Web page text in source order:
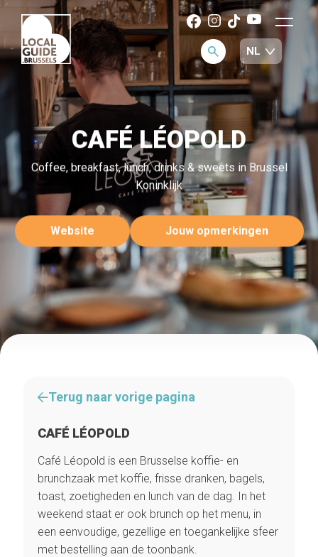
CAFÉ LÉOPOLD
Coffee, breakfast, lunch, drinks & sweets in Brussel
Koninklijk
Website Jouw opmerkingen
Terug naar vorige pagina
CAFÉ LÉOPOLD
Café Léopold is een Brusselse koffie- en
brunchzaak met koffie, frisse dranken, bagels,
toast, zoetigheden en lunch van de dag. In het
weekend staat er ook brunch op het menu, in
een eenvoudige, gezellige en toegankelijke sfeer
met bestelling aan de toonbank.